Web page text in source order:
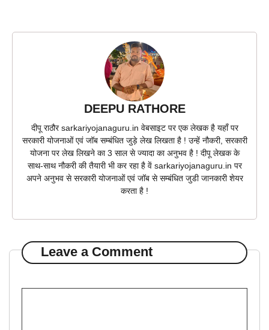
DEEPU RATHORE
दीपू राठौर sarkariyojanaguru.in वेबसाइट पर एक लेखक है यहाँ पर
सरकारी योजनाओं एवं जॉब सम्बंधित जुड़े लेख लिखता है ! उन्हें नौकरी, सरकारी
योजना पर लेख लिखने का 3 साल से ज्यादा का अनुभव है ! दीपू लेखक के
साथ-साथ नौकरी की तैयारी भी कर रहा है वें sarkariyojanaguru.in पर
अपने अनुभव से सरकारी योजनाओं एवं जॉब से सम्बंधित जुडी जानकारी शेयर
करता है !
Leave a Comment